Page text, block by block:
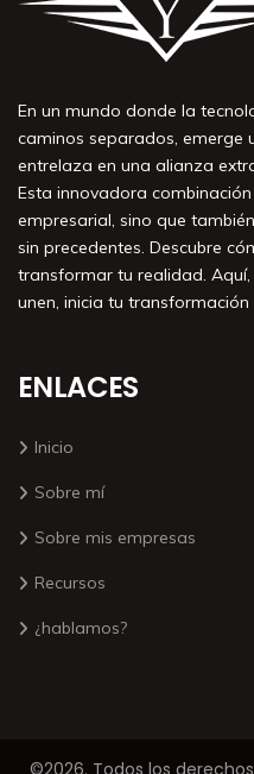
En un mundo donde la
caminos separados, emerge
entrelaza en una alianza
Esta innovadora
empresarial, sino que
sin precedentes. Descubre
transformar tu realidad.
unen, inicia tu transformación
ENLACES
Inicio
Sobre mí
Sobre mis empresas
Recursos
¿hablamos?